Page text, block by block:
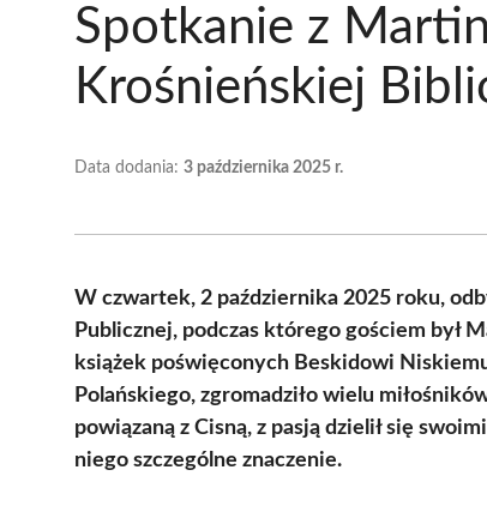
Spotkanie z
Krośnieńskiej
Data dodania: 3 października 2025 r.
W czwartek, 2 października 2025 roku,
Publicznej, podczas którego gościem był
książek poświęconych Beskidowi
Polańskiego, zgromadziło wielu
powiązaną z Cisną, z pasją dzielił się
niego szczególne znaczenie.